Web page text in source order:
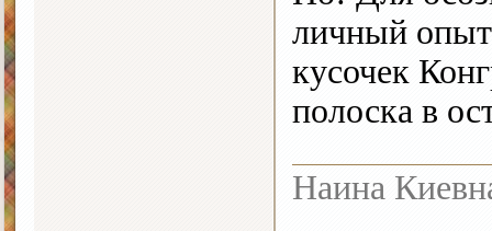
личный
кусочек
полоска в
Наина